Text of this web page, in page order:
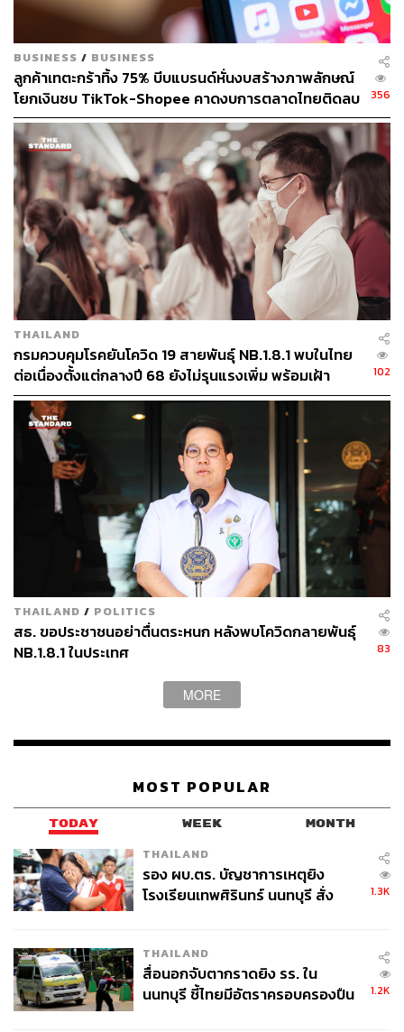
BUSINESS / BUSINESS
ลูกค้าเทตะกร้าทิ้ง 75% บีบแบรนด์หั่นงบสร้างภาพลักษณ์
โยกเงินซบ TikTok-Shopee คาดงบการตลาดไทยติดลบ
ครั้งแรกในรอบ 14 ปี
356
THAILAND
กรมควบคุมโรคยันโควิด 19 สายพันธุ์ NB.1.8.1 พบในไทย
ต่อเนื่องตั้งแต่กลางปี 68 ยังไม่รุนแรงเพิ่ม พร้อมเฝ้า
ระวัง-ติดตามใกล้ชิด
102
THAILAND / POLITICS
สธ. ขอประชาชนอย่าตื่นตระหนก หลังพบโควิดกลายพันธุ์
NB.1.8.1 ในประเทศ
83
MORE
MOST POPULAR
TODAY WEEK MONTH
THAILAND
รอง ผบ.ตร. บัญชาการเหตุยิง
โรงเรียนเทพศิรินทร์ นนทบุรี สั่ง
1.3K
THAILAND
สื่อนอกจับตากราดยิง รร. ใน
นนทบุรี ชี้ไทยมีอัตราครอบครองปืน
1.2K